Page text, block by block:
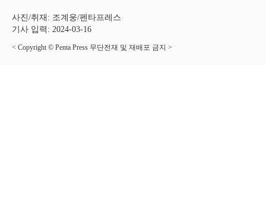
사진/취재: 조계웅/펜타프레스
기사 입력: 2024-03-16
< Copyright © Penta Press 무단전재 및 재배포 금지 >